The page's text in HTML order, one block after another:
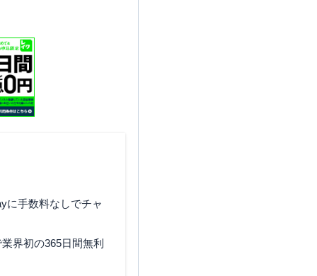
に手数料なしでチャ
界初の365日間無利